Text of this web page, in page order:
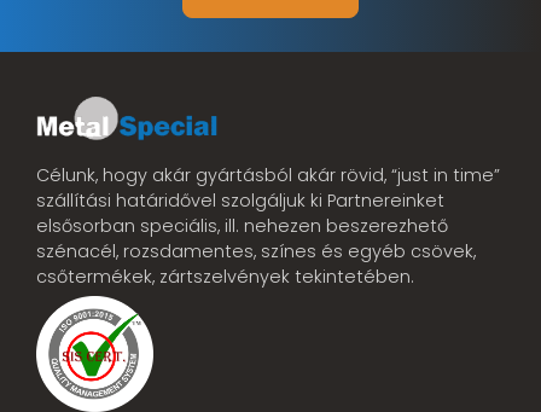
Célunk, hogy akár gyártásból akár rövid, “just in time”
szállítási határidővel szolgáljuk ki Partnereinket
elsősorban speciális, ill. nehezen beszerezhető
szénacél, rozsdamentes, színes és egyéb csövek,
csőtermékek, zártszelvények tekintetében.